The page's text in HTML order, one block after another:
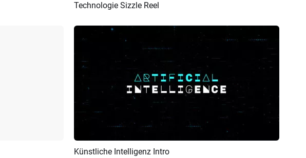
Vorschau
Technologie Sizzle Reel
Vorschau
Künstliche Intelligenz Intro